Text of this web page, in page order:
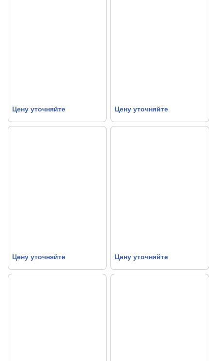
Цену уточняйте Цену уточняйте
Цену уточняйте Цену уточняйте